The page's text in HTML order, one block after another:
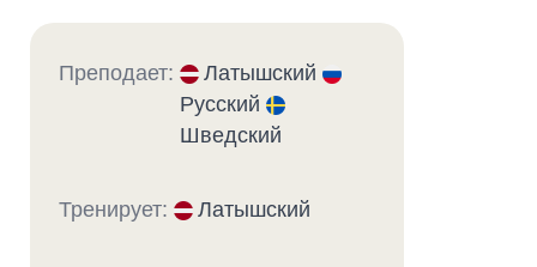
Преподает:
Латышский
Русский
Шведский
Тренирует: Латышский